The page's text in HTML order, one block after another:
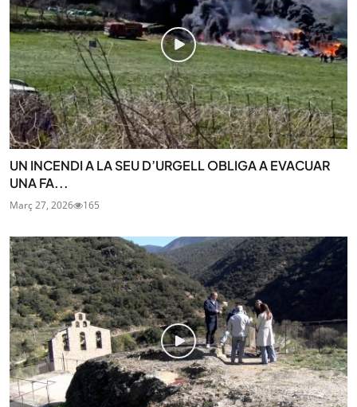
UN INCENDI A LA SEU D’URGELL OBLIGA A EVACUAR
UNA FA...
Març 27, 2026 165